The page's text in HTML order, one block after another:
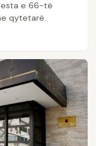
e 66-të
qytetarë.